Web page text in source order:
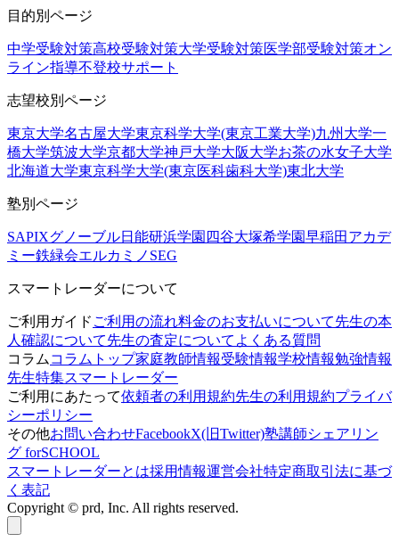
目的別ページ
中学受験対策高校受験対策大学受験対策医学部受験対策オン
ライン指導不登校サポート
志望校別ページ
東京大学名古屋大学東京科学大学(東京工業大学)九州大学一
橋大学筑波大学京都大学神戸大学大阪大学お茶の水女子大学
北海道大学東京科学大学(東京医科歯科大学)東北大学
塾別ページ
SAPIXグノーブル日能研浜学園 四谷大塚希学園早稲田アカデ
ミー鉄緑会エルカミノ SEG
スマートレーダーについて
ご利用ガイド ご利用の流れ料金のお支払いについて先生の本
人確認について先生の査定について よくある質問
コラム コラムトップ家庭教師情報受験情報学校情報勉強情報
先生特集スマートレーダー
ご利用にあたって依頼者の利用規約先生の利用規約プライバ
シーポリシー
その他お問い合わせFacebookX(旧Twitter)塾講師シェアリン
グ forSCHOOL
スマートレーダーとは採用情報運営会社特定商取引法に基づ
く表記
Copyright © prd, Inc. All rights reserved.